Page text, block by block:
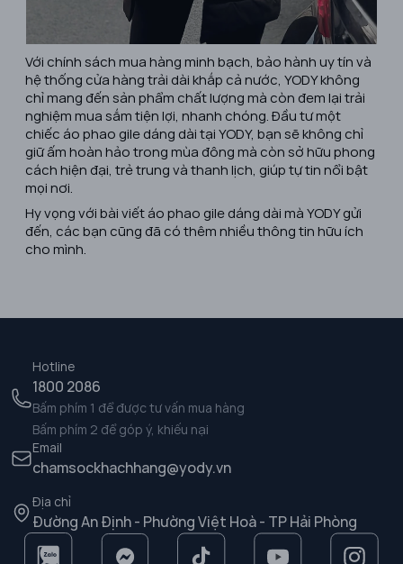
Với chính sách mua hàng minh bạch, bảo hành uy tín và
hệ thống cửa hàng trải dài khắp cả nước, YODY không
chỉ mang đến sản phẩm chất lượng mà còn đem lại trải
nghiệm mua sắm tiện lợi, nhanh chóng. Đầu tư một
chiếc áo phao gile dáng dài tại YODY, bạn sẽ không chỉ
giữ ấm hoàn hảo trong mùa đông mà còn sở hữu phong
cách hiện đại, trẻ trung và thanh lịch, giúp tự tin nổi bật
mọi nơi.
Hy vọng với bài viết áo phao gile dáng dài mà YODY gửi
đến, các bạn cũng đã có thêm nhiều thông tin hữu ích
cho mình.
Hotline
1800 2086
Bấm phím 1 để được tư vấn mua hàng
Bấm phím 2 để góp ý, khiếu nại
Email
chamsockhachhang@yody.vn
Địa chỉ
Đường An Định - Phường Việt Hoà - TP Hải Phòng